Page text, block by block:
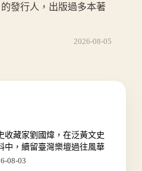
發行人，出版過多本著
2026-08-05
收藏家劉國煒，在泛黃文史
中，續留臺灣樂壇過往風華
08-03